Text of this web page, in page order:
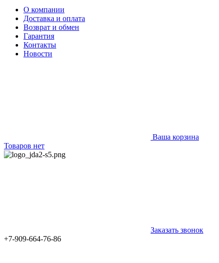
О компании
Доставка и оплата
Возврат и обмен
Гарантия
Контакты
Новости
Ваша корзина
Товаров нет
Заказать звонок
+7-909-664-76-86